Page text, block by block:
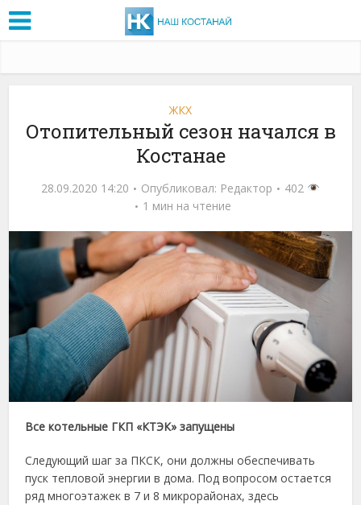
ЖКХ
Отопительный сезон начался в
Костанае
28.09.2020 14:20 Опубликовал: Редактор
402
1 мин на чтение
Все котельные ГКП «КТЭК» запущены
Следующий шаг за ПКСК, они должны обеспечивать
пуск тепловой энергии в дома. Под вопросом остается
ряд многоэтажек в 7 и 8 микрорайонах, здесь